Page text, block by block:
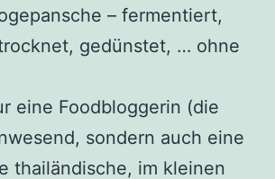
– fermentiert,
gedünstet, … ohne
eine Foodbloggerin (die
sondern auch eine
thailändische, im kleinen